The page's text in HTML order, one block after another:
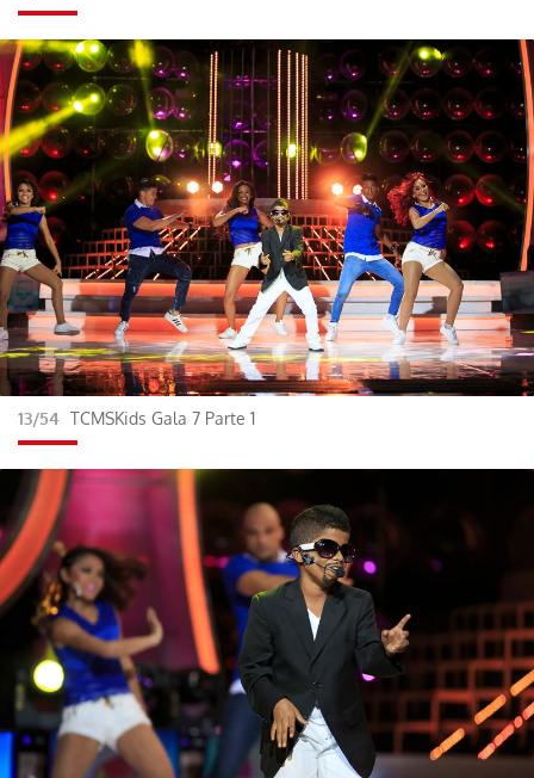
Gracias por suscribirte a nuestro boletín.
13/54 TCMSKids Gala 7 Parte 1